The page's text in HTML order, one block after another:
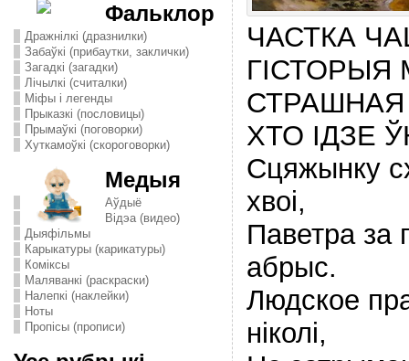
Фальклор
Дражнілкі (дразнилки)
Забаўкі (прибаутки, заклички)
Загадкі (загадки)
Лічылкі (считалки)
Міфы і легенды
Прыказкі (пословицы)
Прымаўкі (поговорки)
Хуткамоўкі (скороговорки)
Медыя
Аўдыё
Відэа (видео)
Дыяфільмы
Карыкатуры (карикатуры)
Комiксы
Маляванкі (раскраски)
Налепкі (наклейки)
Ноты
Пропісы (прописи)
ЧАСТКА
ГІСТОРЫЯ
СТРАШНАЯ
ХТО ІДЗЕ
Сцяжынку
хвоi,
Паветра за
абрыс.
Людское
нiколi,